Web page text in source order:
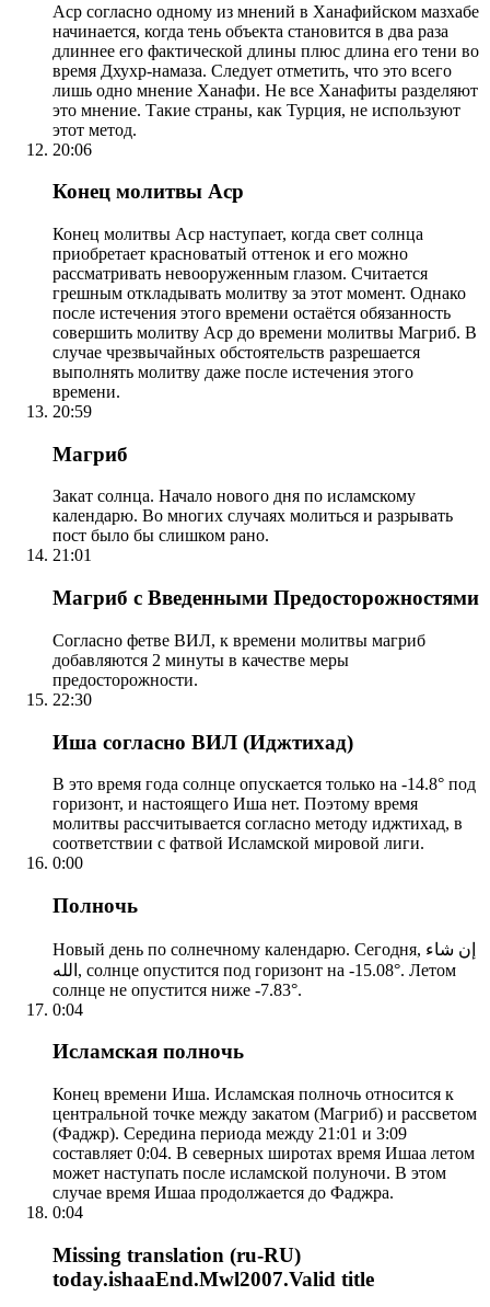
Аср согласно одному из мнений в Ханафийском мазхабе
начинается, когда тень объекта становится в два раза
длиннее его фактической длины плюс длина его тени во
время Дхухр-намаза. Следует отметить, что это всего
лишь одно мнение Ханафи. Не все Ханафиты разделяют
это мнение. Такие страны, как Турция, не используют
этот метод.
20:06
Конец молитвы Аср
Конец молитвы Аср наступает, когда свет солнца
приобретает красноватый оттенок и его можно
рассматривать невооруженным глазом. Считается
грешным откладывать молитву за этот момент. Однако
после истечения этого времени остаётся обязанность
совершить молитву Аср до времени молитвы Магриб. В
случае чрезвычайных обстоятельств разрешается
выполнять молитву даже после истечения этого
времени.
20:59
Магриб
Закат солнца. Начало нового дня по исламскому
календарю. Во многих случаях молиться и разрывать
пост было бы слишком рано.
21:01
Магриб с Введенными Предосторожностями
Согласно фетве ВИЛ, к времени молитвы магриб
добавляются 2 минуты в качестве меры
предосторожности.
22:30
Иша согласно ВИЛ (Иджтихад)
В это время года солнце опускается только на -14.8° под
горизонт, и настоящего Иша нет. Поэтому время
молитвы рассчитывается согласно методу иджтихад, в
соответствии с фатвой Исламской мировой лиги.
0:00
Полночь
Новый день по солнечному календарю. Сегодня, إن شاء
الله, солнце опустится под горизонт на -15.08°. Летом
солнце не опустится ниже -7.83°.
0:04
Исламская полночь
Конец времени Иша. Исламская полночь относится к
центральной точке между закатом (Магриб) и рассветом
(Фаджр). Середина периода между 21:01 и 3:09
составляет 0:04. В северных широтах время Ишаа летом
может наступать после исламской полуночи. В этом
случае время Ишаа продолжается до Фаджра.
0:04
Missing translation (ru-RU)
today.ishaaEnd.Mwl2007.Valid title